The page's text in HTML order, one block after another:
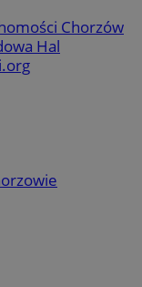
Chorzów
Hal